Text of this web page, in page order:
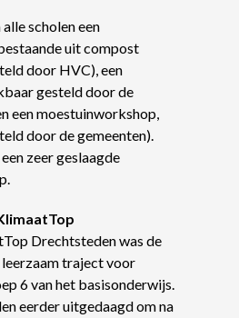
scholen een
uit compost
door HVC), een
gesteld door de
een moestuinworkshop,
door de gemeenten).
zeer geslaagde
Drechtsteden was de
traject voor
6 van het basisonderwijs.
eerder uitgedaagd om na